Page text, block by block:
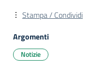
Stampa / Condividi
Argomenti
Notizie